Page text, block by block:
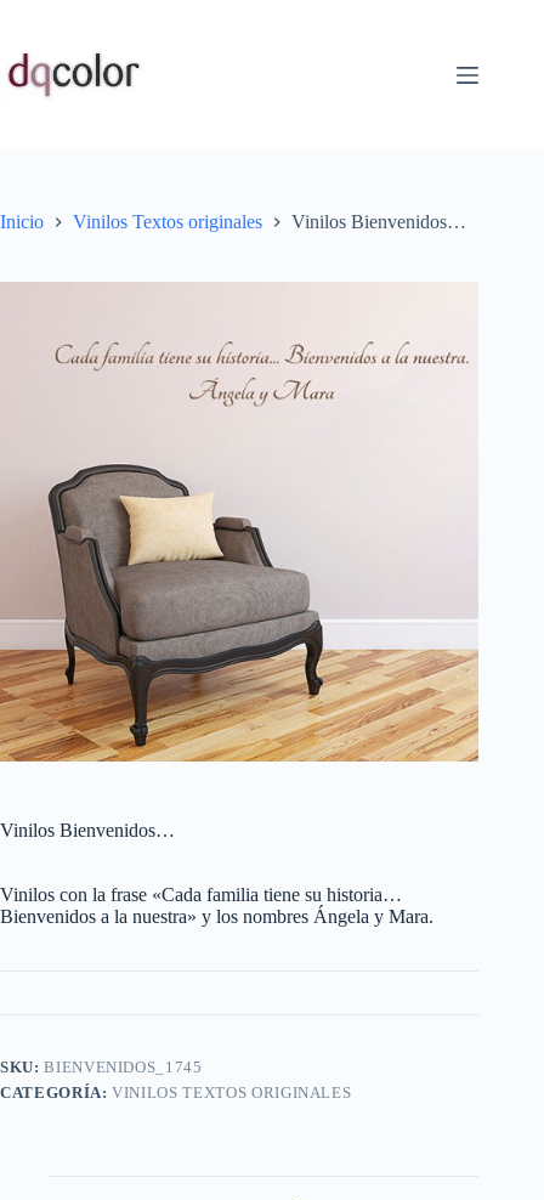
contenido
Inicio Vinilos Textos originales Vinilos Bienvenidos…
Vinilos Bienvenidos…
Vinilos con la frase «Cada familia tiene su historia…
Bienvenidos a la nuestra» y los nombres Ángela y Mara.
SKU:BIENVENIDOS_1745
CATEGORÍA:VINILOS TEXTOS ORIGINALES